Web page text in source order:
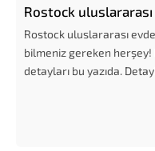
Rostock
Rostock uluslararası
bilmeniz gereken
detayları bu yazıda.